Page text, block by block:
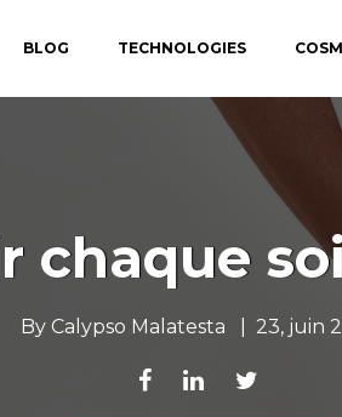
BLOG TECHNOLOGIES
chaque
By Calypso Malatesta 23, juin